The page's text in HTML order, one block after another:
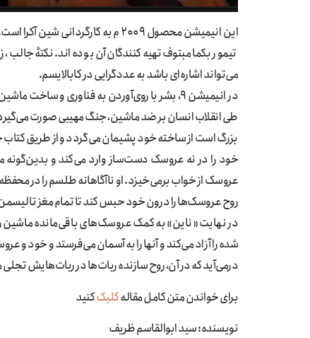
این انیمیشن محصول ۲۰۰۹ م به
می‌تواند اشاره‌ای باشد به عددگرایی در کابالایسم.
در انیمیشن ۹، بشر با روی‌آوردن به فناوری و
طی انقلاب انسان بر ضد ماشین، جنگ مهیبی صورت
بزرگ است از ساخته خود پشیمان می‌گردد و از طریق کتاب
خود را در نه عروسک دست‌ساز وارد می‌کند و
عروسک از خواب برمی‌خیزد. او ناآگاهانه طلسم را در
روح عروسک‌ها را درون خود حبس کند تا تمام مغز
در نهایت «ناین» به کمک عروسک‌های باقی‌مانده
شده را آزاد می‌کند و آنها را به آسمان می‌فرستد و خود و
درمی‌آید که در آن، روح سازنده ربات‌ها در ربات‌هایش
برای خواندن متن کامل مقالهکلیککنید
نویسنده: سید ابوالقاسم ظریف